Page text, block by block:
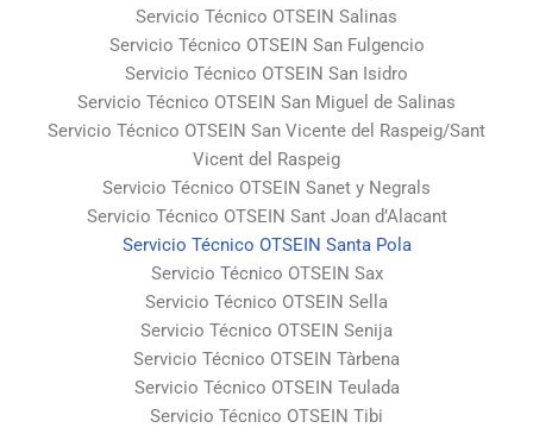
Servicio Técnico OTSEIN Salinas
Servicio Técnico OTSEIN San Fulgencio
Servicio Técnico OTSEIN San Isidro
Servicio Técnico OTSEIN San Miguel de Salinas
Servicio Técnico OTSEIN San Vicente del Raspeig/Sant
Vicent del Raspeig
Servicio Técnico OTSEIN Sanet y Negrals
Servicio Técnico OTSEIN Sant Joan d’Alacant
Servicio Técnico OTSEIN Santa Pola
Servicio Técnico OTSEIN Sax
Servicio Técnico OTSEIN Sella
Servicio Técnico OTSEIN Senija
Servicio Técnico OTSEIN Tàrbena
Servicio Técnico OTSEIN Teulada
Servicio Técnico OTSEIN Tibi